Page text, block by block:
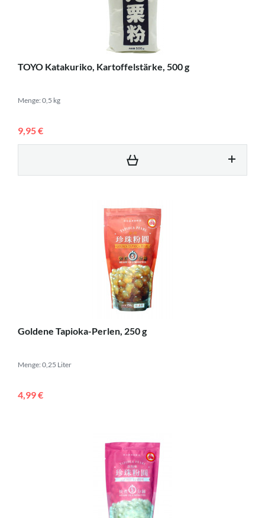
TOYO Katakuriko, Kartoffelstärke, 500 g
Menge: 0,5 kg
9,95 €
Goldene Tapioka-Perlen, 250 g
Menge: 0,25 Liter
4,99 €